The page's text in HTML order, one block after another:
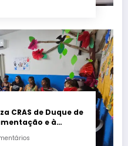
CRAS de Duque de
e à